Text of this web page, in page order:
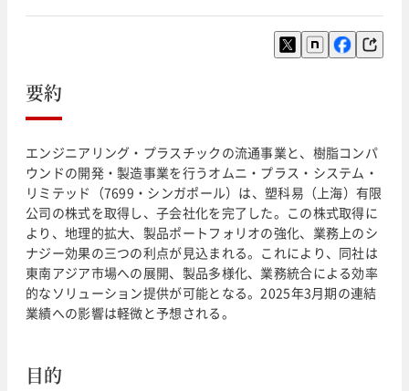
要約
エンジニアリング・プラスチックの流通事業と、樹脂コンパ
ウンドの開発・製造事業を行うオムニ・プラス・システム・
リミテッド（7699・シンガポール）は、塑科易（上海）有限
公司の株式を取得し、子会社化を完了した。この株式取得に
より、地理的拡大、製品ポートフォリオの強化、業務上のシ
ナジー効果の三つの利点が見込まれる。これにより、同社は
東南アジア市場への展開、製品多様化、業務統合による効率
的なソリューション提供が可能となる。2025年3月期の連結
業績への影響は軽微と予想される。
目的